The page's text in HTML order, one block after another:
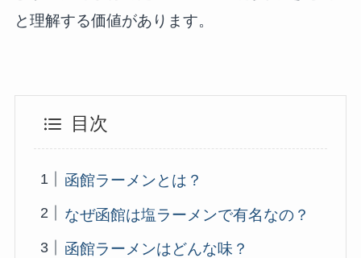
と理解する価値があります。
目次
函館ラーメンとは？
なぜ函館は塩ラーメンで有名なの？
函館ラーメンはどんな味？